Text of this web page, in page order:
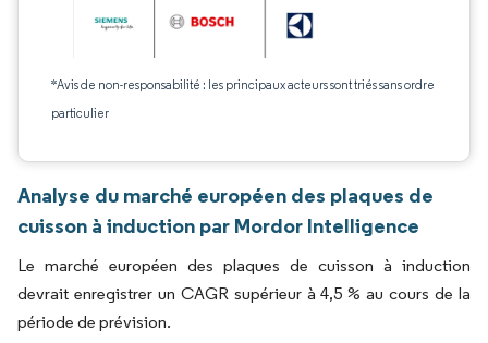
*Avis de non-responsabilité : les principaux acteurs sont triés sans ordre
particulier
Analyse du marché européen des plaques de
cuisson à induction par Mordor Intelligence
Le marché européen des plaques de cuisson à induction
devrait enregistrer un CAGR supérieur à 4,5 % au cours de la
période de prévision.